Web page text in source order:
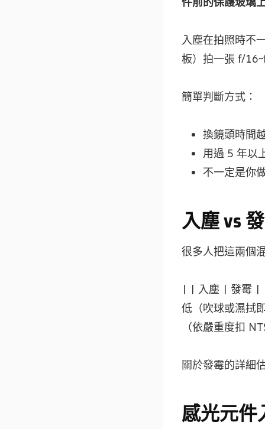
入塵在拍照時不
板）拍一張 f/
簡單判斷方式：
換鏡頭時間
用過 5 年以
不一定是你
入塵 vs
很多人把這兩個
| | 入塵 | 發霉
低（吹球或濕拭
（依嚴重度扣
關於發霉的詳細
感光元件